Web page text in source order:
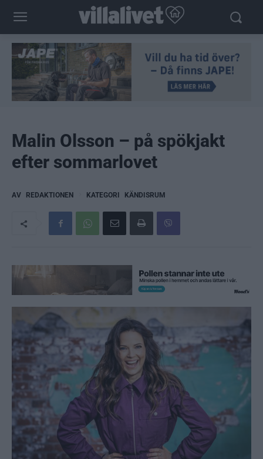
Malin Olsson – på spökjakt
efter sommarlovet
AV REDAKTIONEN KATEGORI KÄNDISRUM